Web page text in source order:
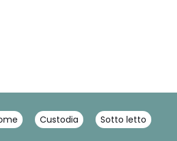
Custodia Sotto letto